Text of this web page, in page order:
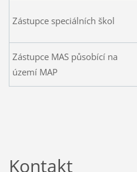
Zástupce speciálních škol
Zástupce MAS působící na
území MAP
Kontakt